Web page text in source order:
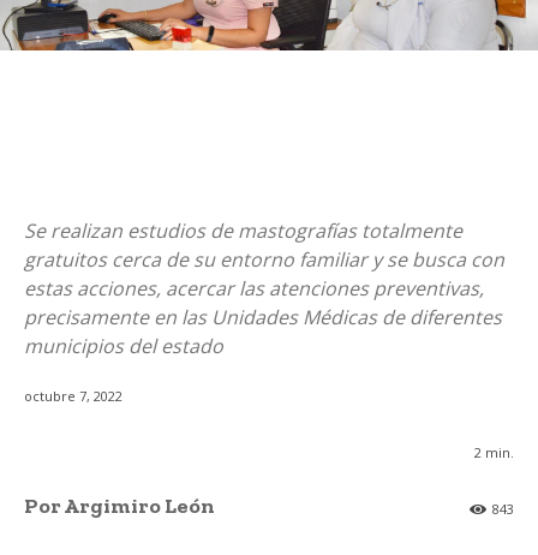
Se realizan estudios de mastografías totalmente
gratuitos cerca de su entorno familiar y se busca con
estas acciones, acercar las atenciones preventivas,
precisamente en las Unidades Médicas de diferentes
municipios del estado
octubre 7, 2022
2 min.
843
Por Argimiro León